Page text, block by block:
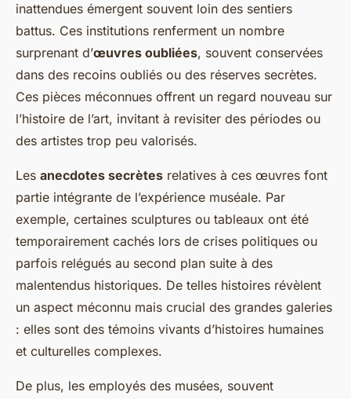
inattendues émergent souvent loin des sentiers
battus. Ces institutions renferment un nombre
surprenant d’œuvres oubliées, souvent conservées
dans des recoins oubliés ou des réserves secrètes.
Ces pièces méconnues offrent un regard nouveau sur
l’histoire de l’art, invitant à revisiter des périodes ou
des artistes trop peu valorisés.
Les anecdotes secrètes relatives à ces œuvres font
partie intégrante de l’expérience muséale. Par
exemple, certaines sculptures ou tableaux ont été
temporairement cachés lors de crises politiques ou
parfois relégués au second plan suite à des
malentendus historiques. De telles histoires révèlent
un aspect méconnu mais crucial des grandes galeries
: elles sont des témoins vivants d’histoires humaines
et culturelles complexes.
De plus, les employés des musées, souvent